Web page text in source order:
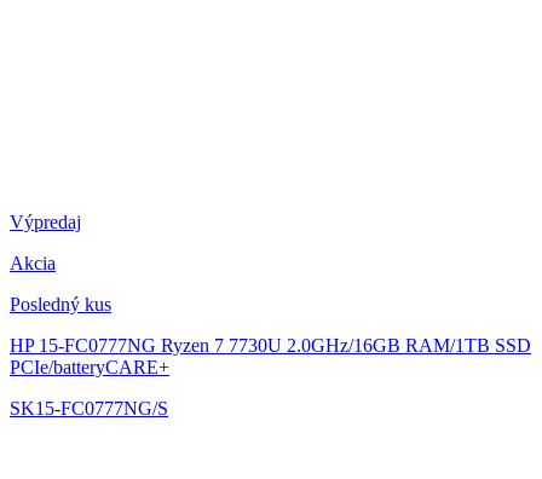
Výpredaj
Akcia
Posledný kus
HP 15-FC0777NG Ryzen 7 7730U 2.0GHz/16GB RAM/1TB SSD
PCIe/batteryCARE+
SK15-FC0777NG/S